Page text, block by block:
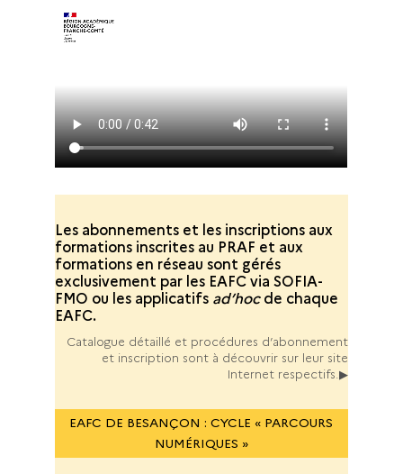
Les abonnements et les inscriptions aux
formations inscrites au PRAF et aux
formations en réseau sont gérés
exclusivement par les EAFC via SOFIA-
FMO ou les applicatifs ad’hocde chaque
EAFC.
Catalogue détaillé et procédures d’abonnement
et inscription sont à découvrir sur leur site
Internet respectifs.▶
EAFC DE BESANÇON : CYCLE « PARCOURS
NUMÉRIQUES »